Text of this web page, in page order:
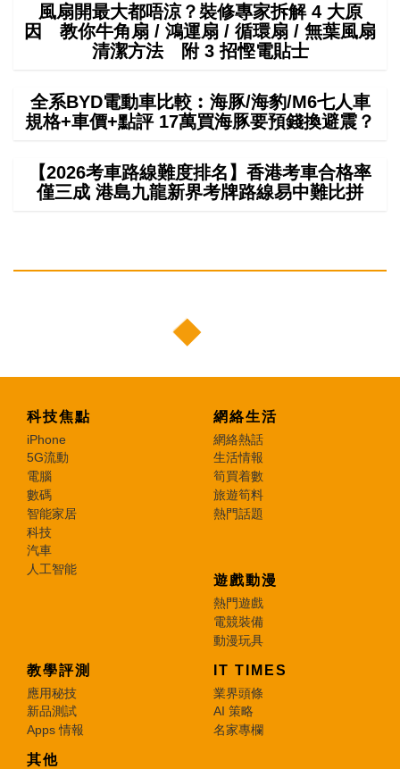
風扇開最大都唔涼？裝修專家拆解 4 大原
因 教你牛角扇 / 鴻運扇 / 循環扇 / 無葉風扇
清潔方法 附 3 招慳電貼士
全系BYD電動車比較︰海豚/海豹/M6七人車
規格+車價+點評 17萬買海豚要預錢換避震？
【2026考車路線難度排名】香港考車合格率
僅三成 港島九龍新界考牌路線易中難比拼
科技焦點
iPhone
5G流動
電腦
數碼
智能家居
科技
汽車
人工智能
網絡生活
網絡熱話
生活情報
筍買着數
旅遊筍料
熱門話題
遊戲動漫
熱門遊戲
電競裝備
動漫玩具
教學評測
應用秘技
新品測試
Apps 情報
IT TIMES
業界頭條
AI 策略
名家專欄
其他